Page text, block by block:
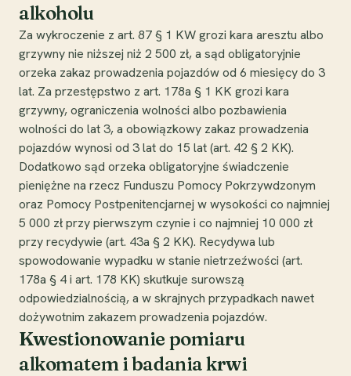
alkoholu
Za wykroczenie z art. 87 § 1 KW grozi kara aresztu albo
grzywny nie niższej niż 2 500 zł, a sąd obligatoryjnie
orzeka zakaz prowadzenia pojazdów od 6 miesięcy do 3
lat. Za przestępstwo z art. 178a § 1 KK grozi kara
grzywny, ograniczenia wolności albo pozbawienia
wolności do lat 3, a obowiązkowy zakaz prowadzenia
pojazdów wynosi od 3 lat do 15 lat (art. 42 § 2 KK).
Dodatkowo sąd orzeka obligatoryjne świadczenie
pieniężne na rzecz Funduszu Pomocy Pokrzywdzonym
oraz Pomocy Postpenitencjarnej w wysokości co najmniej
5 000 zł przy pierwszym czynie i co najmniej 10 000 zł
przy recydywie (art. 43a § 2 KK). Recydywa lub
spowodowanie wypadku w stanie nietrzeźwości (art.
178a § 4 i art. 178 KK) skutkuje surowszą
odpowiedzialnością, a w skrajnych przypadkach nawet
dożywotnim zakazem prowadzenia pojazdów.
Kwestionowanie pomiaru
alkomatem i badania krwi